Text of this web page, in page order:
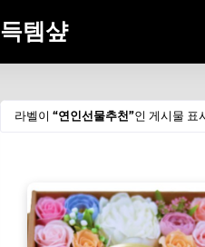
득템샾
라벨이 연인선물추천 인 게시물 표